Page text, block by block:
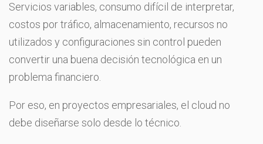
Servicios variables, consumo difícil de interpretar,
costos por tráfico, almacenamiento, recursos no
utilizados y configuraciones sin control pueden
convertir una buena decisión tecnológica en un
problema financiero.
Por eso, en proyectos empresariales, el cloud no
debe diseñarse solo desde lo técnico.